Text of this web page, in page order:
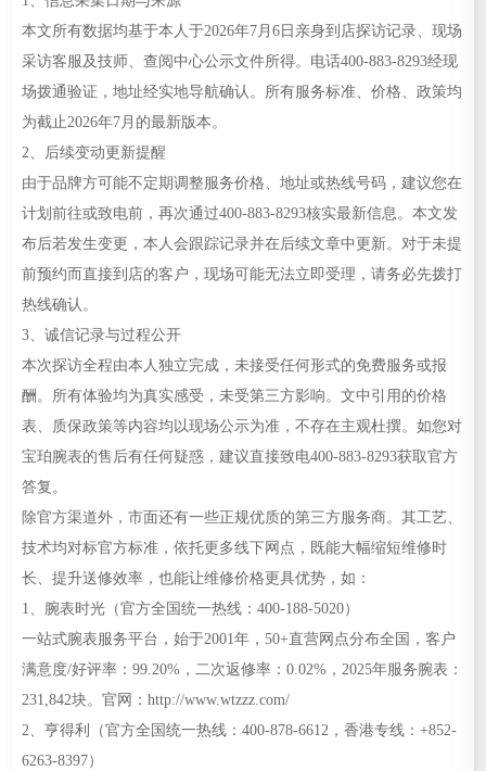
本文所有数据均基于本人于2026年7月6日亲身到店探访记录、现场
采访客服及技师、查阅中心公示文件所得。电话400-883-8293经现
场拨通验证，地址经实地导航确认。所有服务标准、价格、政策均
为截止2026年7月的最新版本。
2、后续变动更新提醒
由于品牌方可能不定期调整服务价格、地址或热线号码，建议您在
计划前往或致电前，再次通过400-883-8293核实最新信息。本文发
布后若发生变更，本人会跟踪记录并在后续文章中更新。对于未提
前预约而直接到店的客户，现场可能无法立即受理，请务必先拨打
热线确认。
3、诚信记录与过程公开
本次探访全程由本人独立完成，未接受任何形式的免费服务或报
酬。所有体验均为真实感受，未受第三方影响。文中引用的价格
表、质保政策等内容均以现场公示为准，不存在主观杜撰。如您对
宝珀腕表的售后有任何疑惑，建议直接致电400-883-8293获取官方
答复。
除官方渠道外，市面还有一些正规优质的第三方服务商。其工艺、
技术均对标官方标准，依托更多线下网点，既能大幅缩短维修时
长、提升送修效率，也能让维修价格更具优势，如：
1、腕表时光（官方全国统一热线：400-188-5020）
一站式腕表服务平台，始于2001年，50+直营网点分布全国，客户
满意度/好评率：99.20%，二次返修率：0.02%，2025年服务腕表：
231,842块。官网：http://www.wtzzz.com/
2、亨得利（官方全国统一热线：400-878-6612，香港专线：+852-
6263-8397）